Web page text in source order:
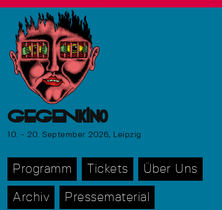
GEGENkino
10. - 20. September 2026, Leipzig
Programm Tickets Über Uns
Archiv Pressematerial